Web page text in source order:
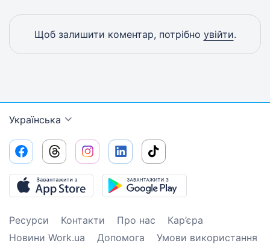
Щоб залишити коментар, потрібно увійти.
Українська
Ресурси Контакти Про нас
Кар’єра
Новини Work.ua
Допомога Умови використання